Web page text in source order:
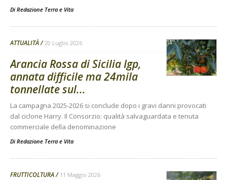
Di Redazione Terra e Vita
ATTUALITÀ 20 Luglio 2026
Arancia Rossa di Sicilia Igp,
annata difficile ma 24mila
tonnellate sul...
La campagna 2025-2026 si conclude dopo i gravi danni provocati
dal ciclone Harry. Il Consorzio: qualità salvaguardata e tenuta
commerciale della denominazione
Di Redazione Terra e Vita
FRUTTICOLTURA 11 Maggio 2026